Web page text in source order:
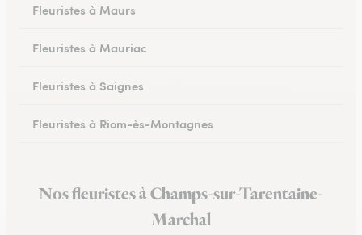
Fleuristes à Maurs
Fleuristes à Mauriac
Fleuristes à Saignes
Fleuristes à Riom-ès-Montagnes
Nos fleuristes à Champs-sur-Tarentaine-
Marchal